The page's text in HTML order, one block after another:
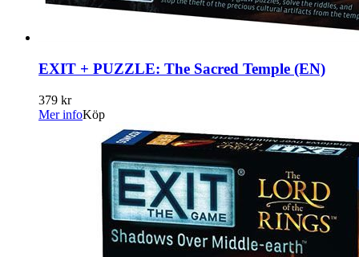
EXIT + PUZZLE: The Sacred Temple (EN)
379 kr
Mer infoKöp